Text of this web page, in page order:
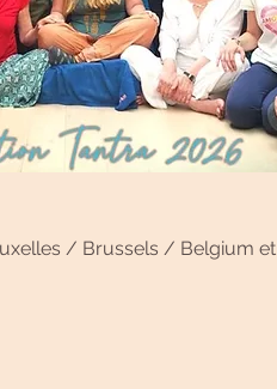
/ Brussels / Belgium et